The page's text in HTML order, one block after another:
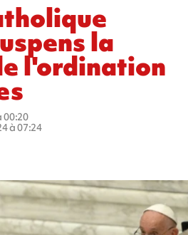
la
l'ordination
00:20
à 07:24